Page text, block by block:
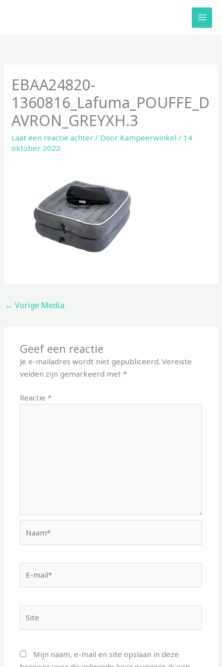
EBAA24820-
1360816_Lafuma_POUFFE_D
AVRON_GREYXH.3
Laat een reactie achter / Door Kampeerwinkel/ 14
oktober 2022
← Vorige Media
Geef een reactie
Je e-mailadres wordt niet gepubliceerd. Vereiste
velden zijn gemarkeerd met*
Reactie*
mail*
Mijn naam, e-mail en site opslaan in deze